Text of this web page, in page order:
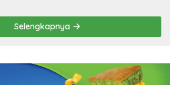
Selengkapnya